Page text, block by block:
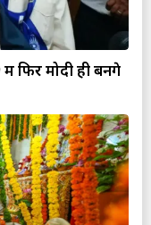
फिर मोदी ही बनेंगे